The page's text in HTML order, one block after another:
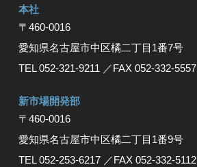
本社
〒460-0016
愛知県名古屋市中区橘⼆丁⽬1番7号
TEL 052-321-9211 ／FAX 052-332-5557
新市場開発部
〒460-0016
愛知県名古屋市中区橘二丁目1番9号
TEL 052-253-6217 ／FAX 052-332-5112